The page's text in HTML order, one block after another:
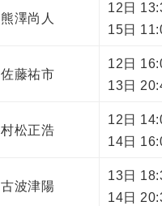
熊澤尚人
12日
15日
佐藤祐市
12日
13日
村松正浩
12日
14日
古波津陽
13日
14日